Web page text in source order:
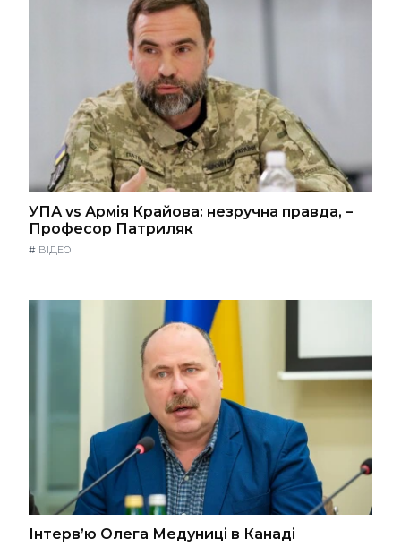
УПА vs Армія Крайова: незручна правда, –
Професор Патриляк
# ВІДЕО
Інтерв’ю Олега Медуниці в Канаді